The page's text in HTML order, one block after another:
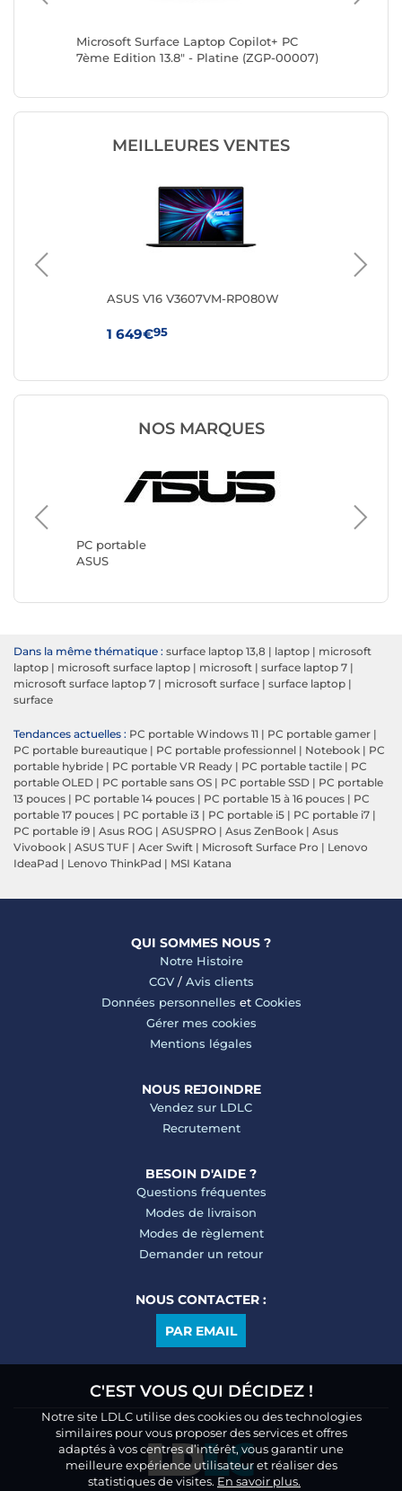
Microsoft Surface Laptop Copilot+ PC
7ème Edition 13.8" - Platine (ZGP-00007)
MEILLEURES VENTES
ASUS V16 V3607VM-RP080W
1 649€95
NOS MARQUES
PC portable
ASUS
PC
Lenovo
Dans la même thématique : surface laptop 13,8 | laptop | microsoft
laptop | microsoft surface laptop | microsoft | surface laptop 7 |
microsoft surface laptop 7 | microsoft surface | surface laptop |
surface
Tendances actuelles : PC portable Windows 11 | PC portable gamer |
PC portable bureautique | PC portable professionnel | Notebook | PC
portable hybride | PC portable VR Ready | PC portable tactile | PC
portable OLED | PC portable sans OS | PC portable SSD | PC portable
13 pouces | PC portable 14 pouces | PC portable 15 à 16 pouces | PC
portable 17 pouces | PC portable i3 | PC portable i5 | PC portable i7 |
PC portable i9 | Asus ROG | ASUSPRO | Asus ZenBook | Asus
Vivobook | ASUS TUF | Acer Swift | Microsoft Surface Pro | Lenovo
IdeaPad | Lenovo ThinkPad | MSI Katana
QUI SOMMES NOUS ?
Notre Histoire
CGV/ Avis clients
Données personnelles et Cookies
Gérer mes cookies
Mentions légales
NOUS REJOINDRE
Vendez sur LDLC
Recrutement
BESOIN D'AIDE ?
Questions fréquentes
Modes de livraison
Modes de règlement
Demander un retour
NOUS CONTACTER :
PAR EMAIL
C'EST VOUS QUI DÉCIDEZ !
Notre site LDLC utilise des cookies ou des technologies
similaires pour vous proposer des services et offres
adaptés à vos centres d’intérêt, vous garantir une
meilleure expérience utilisateur et réaliser des
statistiques de visites. En savoir plus.